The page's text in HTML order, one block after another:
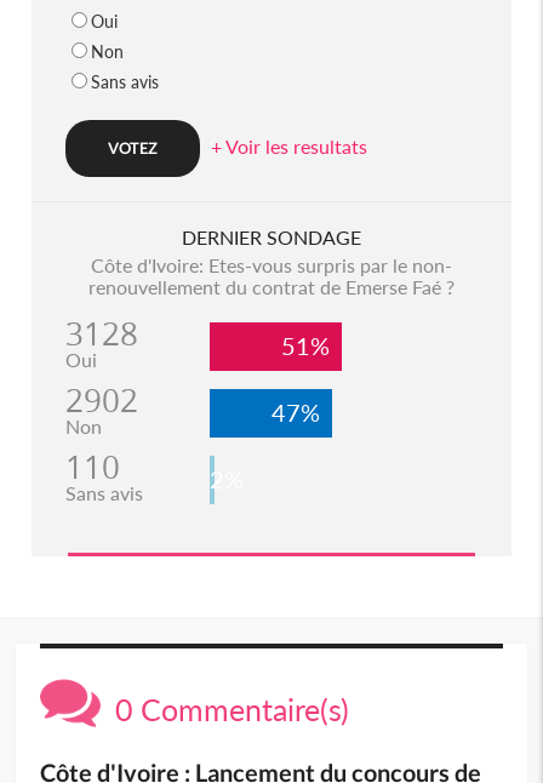
Oui
Non
Sans avis
+ Voir les resultats
DERNIER SONDAGE
Côte d'Ivoire: Etes-vous surpris par le non-
renouvellement du contrat de Emerse Faé ?
3128
Oui 51%
2902
Non 47%
110
Sans avis 2%
0 Commentaire(s)
Côte d'Ivoire : Lancement du concours de